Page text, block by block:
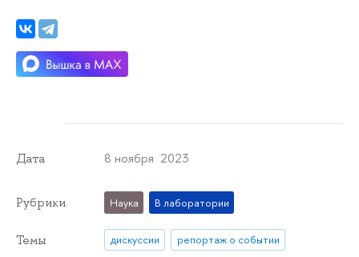
Дата 8 ноября 2023
Рубрики Наука В лаборатории
Темы дискуссии репортаж о событии